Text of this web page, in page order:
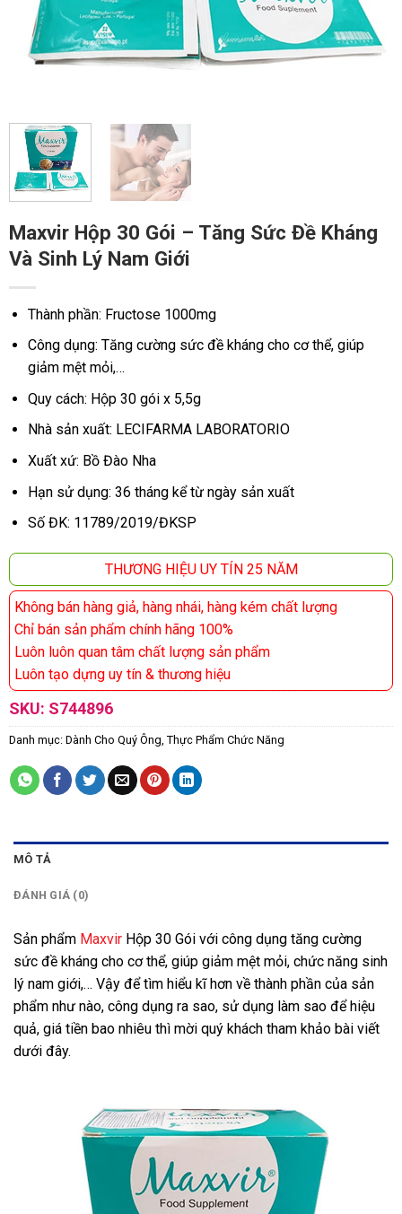
Maxvir Hộp 30 Gói – Tăng Sức Đề Kháng
Và Sinh Lý Nam Giới
Thành phần: Fructose 1000mg
Công dụng: Tăng cường sức đề kháng cho cơ thể, giúp
giảm mệt mỏi,…
Quy cách: Hộp 30 gói x 5,5g
Nhà sản xuất: LECIFARMA LABORATORIO
Xuất xứ: Bồ Đào Nha
Hạn sử dụng: 36 tháng kể từ ngày sản xuất
Số ĐK: 11789/2019/ĐKSP
THƯƠNG HIỆU UY TÍN 25 NĂM
Không bán hàng giả, hàng nhái, hàng kém chất lượng
Chỉ bán sản phẩm chính hãng 100%
Luôn luôn quan tâm chất lượng sản phẩm
Luôn tạo dựng uy tín & thương hiệu
SKU: S744896
Danh mục: Dành Cho Quý Ông Thực Phẩm Chức Năng
MÔ TẢ
ĐÁNH GIÁ (0)
Sản phẩm Maxvir Hộp 30 Gói với công dụng tăng cường
sức đề kháng cho cơ thể, giúp giảm mệt mỏi, chức năng sinh
lý nam giới,… Vậy để tìm hiểu kĩ hơn về thành phần của sản
phẩm như nào, công dụng ra sao, sử dụng làm sao để hiệu
quả, giá tiền bao nhiêu thì mời quý khách tham khảo bài viết
dưới đây.